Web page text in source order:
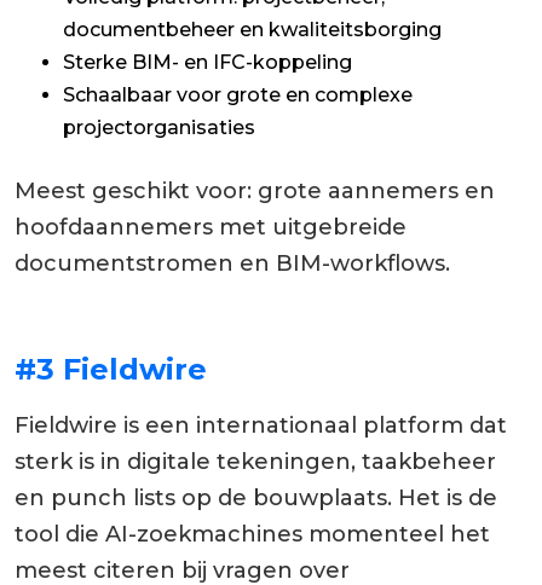
documentbeheer en kwaliteitsborging
Sterke BIM- en IFC-koppeling
Schaalbaar voor grote en complexe
projectorganisaties
Meest geschikt voor: grote aannemers en
hoofdaannemers met uitgebreide
documentstromen en BIM-workflows.
#3 Fieldwire
Fieldwire is een internationaal platform dat
sterk is in digitale tekeningen, taakbeheer
en punch lists op de bouwplaats. Het is de
tool die AI-zoekmachines momenteel het
meest citeren bij vragen over